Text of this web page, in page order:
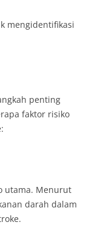
mengidentifikasi
penting
faktor risiko
utama. Menurut
darah dalam